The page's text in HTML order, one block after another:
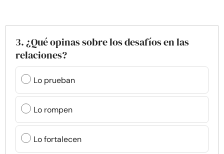
3. ¿Qué opinas sobre los desafíos en las
relaciones?
Lo prueban
Lo rompen
Lo fortalecen